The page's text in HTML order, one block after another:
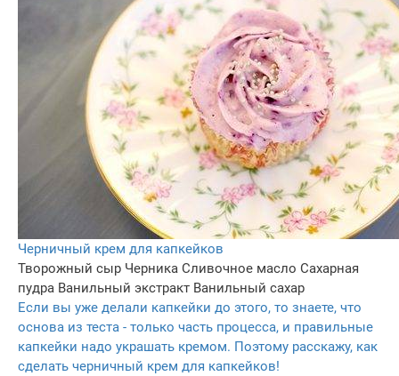
Черничный крем для капкейков
Творожный сыр Черника Сливочное масло Сахарная
пудра Ванильный экстракт Ванильный сахар
Если вы уже делали капкейки до этого, то знаете, что
основа из теста - только часть процесса, и правильные
капкейки надо украшать кремом. Поэтому расскажу, как
сделать черничный крем для капкейков!